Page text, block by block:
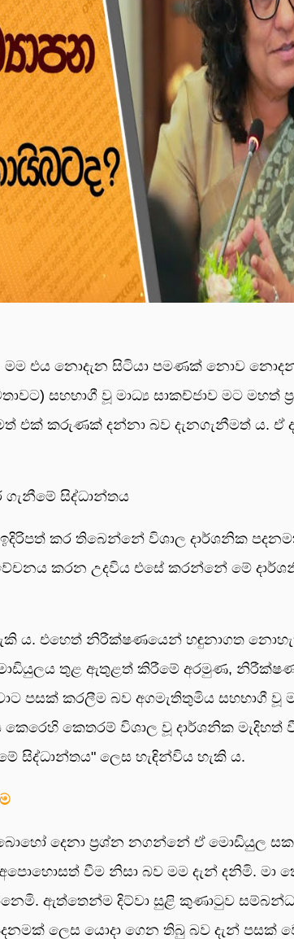
එය නොදැන සිටියා පමණක් නොව
සහභාගී වූ මාධ්‍ය සාකච්ජාව මට
එක් කරුණක් දන්නා බව දැනගැනීමත් ය.
සිද්ධාන්තය
කර තිබෙන්නේ විශාල දාර්ශනික
කරන උදවිය එසේ කරන්නේ මේ
ය. එහෙත් නිරීක්ෂණයෙන් හඳුනාගත
තුළ ඇතුළත් කිරීමේ අරමුණ,
පසක් කරලීම බව අගමැතිතුමිය සහභාගී වූ
කෙතරම් විශාල වූ දාර්ශනික මැදිහත්
සිද්ධාන්තය" ලෙස හැඳින්විය හැකි ය.
දෙනා ප්‍රශ්න නගන්නේ ඒ මොඩියුල
වීම නිසා බව මම දැන් දනිමි. මා
ඇත්තෙන්ම දිට්වා සුළි කුණාටුව
ලෙස යොදා ගෙන තිබු බව දැන් පසක්